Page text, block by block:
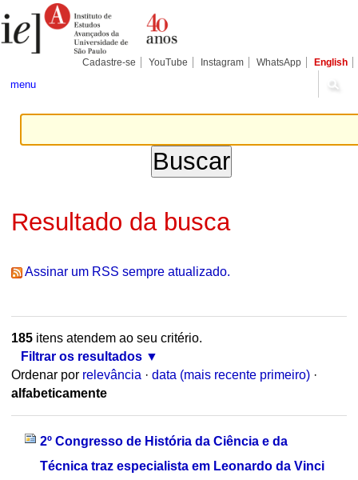
para
conteúdo.
Pessoais
Cadastre-se YouTube Instagram WhatsApp English
menu
Resultado da busca
Assinar um RSS sempre atualizado.
185itens atendem ao seu critério.
Filtrar os resultados
Ordenar por relevância · data (mais recente primeiro) ·
alfabeticamente
2º Congresso de História da Ciência e da
Técnica traz especialista em Leonardo da Vinci